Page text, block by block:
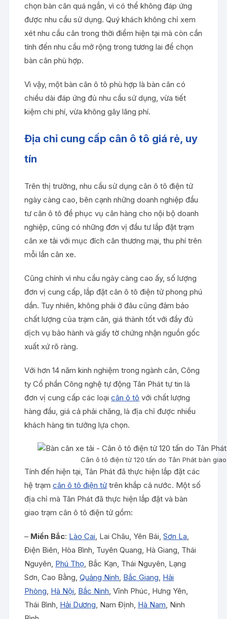
chọn bàn cân quá ngắn, vì có thể không đáp ứng
được nhu cầu sử dụng. Quý khách không chỉ xem
xét nhu cầu cân trong thời điểm hiện tại mà còn cần
tính đến nhu cầu mở rộng trong tương lai để chọn
bàn cân phù hợp.
Vì vậy, một bàn cân ô tô phù hợp là bàn cân có
chiều dài đáp ứng đủ nhu cầu sử dụng, vừa tiết
kiệm chi phí, vừa không gây lãng phí.
Địa chỉ cung cấp cân ô tô giá rẻ, uy
tín
Trên thị trường, nhu cầu sử dụng cân ô tô điện tử
ngày càng cao, bên cạnh những doanh nghiệp đầu
tư cân ô tô để phục vụ cân hàng cho nội bộ doanh
nghiệp, cũng có những đơn vị đầu tư lắp đặt trạm
cân xe tải với mục đích cân thương mại, thu phí trên
mỗi lần cân xe.
Cũng chính vì nhu cầu ngày càng cao ấy, số lượng
đơn vị cung cấp, lắp đặt cân ô tô điện tử phong phú
dần. Tuy nhiên, không phải ở đâu cũng đảm bảo
chất lượng của trạm cân, giá thành tốt với đầy đủ
dịch vụ bảo hành và giấy tờ chứng nhận nguồn gốc
xuất xứ rõ ràng.
Với hơn 14 năm kinh nghiệm trong ngành cân, Công
ty Cổ phần Công nghệ tự động Tân Phát tự tin là
đơn vị cung cấp các loạicân ô tô với chất lượng
hàng đầu, giá cả phải chăng, là địa chỉ được nhiều
khách hàng tin tưởng lựa chọn.
Cân ô tô điện tử 120 tấn do Tân Phát bàn
Tính đến hiện tại, Tân Phát đã thực hiện lắp đặt các
hệ trạmcân ô tô điện tử trên khắp cả nước. Một số
địa chỉ mà Tân Phát đã thực hiện lắp đặt và bàn
giao trạm cân ô tô điện tử gồm:
– Miền Bắc: Lào Cai , Lai Châu, Yên Bái,Sơn La
Điện Biên, Hòa Bình, Tuyên Quang, Hà Giang, Thái
Nguyên, Phú Thọ , Bắc Kạn, Thái Nguyên, Lạng
Sơn, Cao Bằng,Quảng Ninh Bắc Giang Hải
Phòng Hà Nội Bắc Ninh , Vĩnh Phúc, Hưng Yên,
Thái Bình, Hải Dương , Nam Định, Hà Nam , Ninh